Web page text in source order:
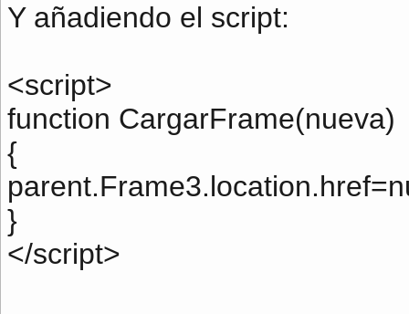
Y añadiendo el script:
<script>
function CargarFrame(nueva)
{
}
</script>